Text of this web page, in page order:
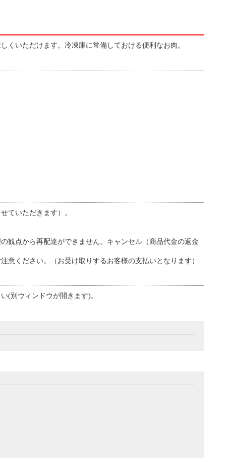
くいただけます。冷凍庫に常備しておける便利なお肉。
ていただきます）。
観点から再配達ができません。キャンセル（商品代金の返金
意ください。（お受け取りするお客様の支払いとなります）
(別ウィンドウが開きます)。